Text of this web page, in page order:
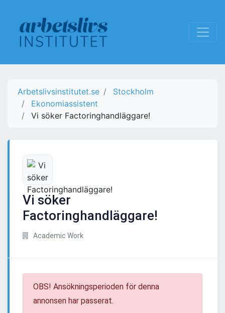
Arbetslivsinstitutet.se
Stockholm
Ekonomiassistent
Vi söker Factoringhandläggare!
Vi söker
Factoringhandläggare!
Academic Work
OBS! Ansökningsperioden för denna
annonsen har passerat.